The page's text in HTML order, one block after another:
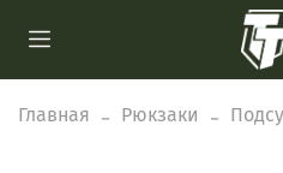
Главная Рюкзаки